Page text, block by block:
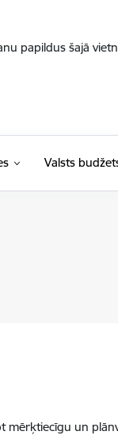
papildus šajā
Valsts
mērķtiecīgu un